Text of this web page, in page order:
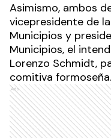
Asimismo, ambos
vicepresidente de
Municipios y
Municipios, el
Lorenzo Schmidt,
comitiva formoseña.
Ads